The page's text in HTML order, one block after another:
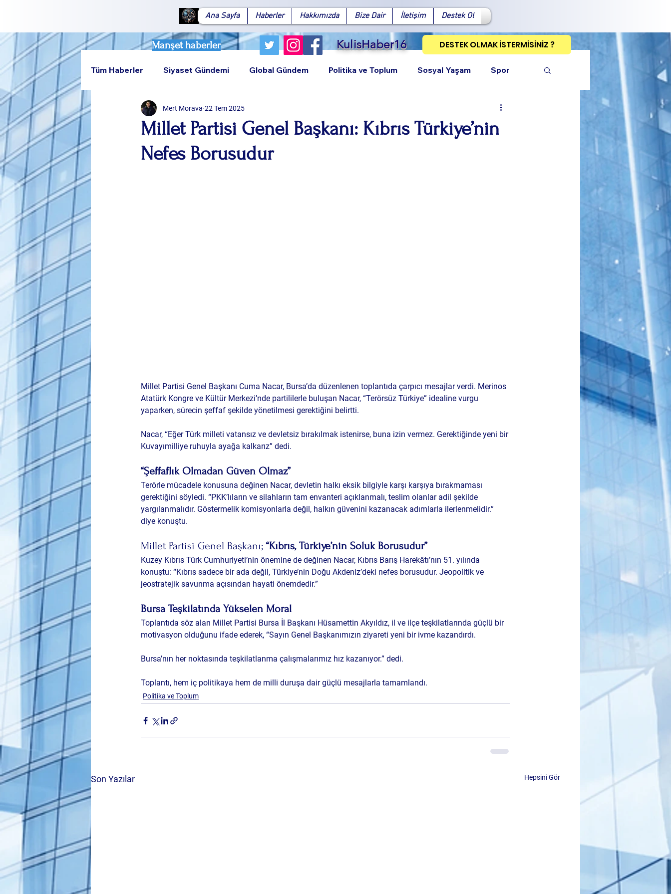
Ana Sayfa Haberler Hakkımızda Bize Dair İletişim Destek Ol
Manşet haberler KulisHaber16 DESTEK OLMAK İSTERMİSİNİZ ?
Tüm Haberler Siyaset Gündemi Global Gündem Politika ve Toplum Sosyal Yaşam Spor
Teknoloji Rumeli
Millet Partisi Genel Başkanı: Kıbrıs Türkiye’nin
Nefes Borusudur
Mert Morava 22 Tem 2025
Millet Partisi Genel Başkanı Cuma Nacar, Bursa’da düzenlenen toplantıda çarpıcı mesajlar verdi. Merinos
Atatürk Kongre ve Kültür Merkezi’nde partililerle buluşan Nacar, “Terörsüz Türkiye” idealine vurgu
yaparken, sürecin şeffaf şekilde yönetilmesi gerektiğini belirtti.
Nacar, “Eğer Türk milleti vatansız ve devletsiz bırakılmak istenirse, buna izin vermez. Gerektiğinde yeni bir
Kuvayımilliye ruhuyla ayağa kalkarız” dedi.
“Şeffaflık Olmadan Güven Olmaz”
Terörle mücadele konusuna değinen Nacar, devletin halkı eksik bilgiyle karşı karşıya bırakmaması
gerektiğini söyledi. “PKK’lıların ve silahların tam envanteri açıklanmalı, teslim olanlar adil şekilde
yargılanmalıdır. Göstermelik komisyonlarla değil, halkın güvenini kazanacak adımlarla ilerlenmelidir.”
diye konuştu.
Millet Partisi Genel Başkanı; “Kıbrıs, Türkiye’nin Soluk Borusudur”
Kuzey Kıbrıs Türk Cumhuriyeti’nin önemine de değinen Nacar, Kıbrıs Barış Harekâtı’nın 51. yılında
konuştu: “Kıbrıs sadece bir ada değil, Türkiye’nin Doğu Akdeniz’deki nefes borusudur. Jeopolitik ve
jeostratejik savunma açısından hayati önemdedir.”
Bursa Teşkilatında Yükselen Moral
Toplantıda söz alan Millet Partisi Bursa İl Başkanı Hüsamettin Akyıldız, il ve ilçe teşkilatlarında güçlü bir
motivasyon olduğunu ifade ederek, “Sayın Genel Başkanımızın ziyareti yeni bir ivme kazandırdı.
Bursa’nın her noktasında teşkilatlanma çalışmalarımız hız kazanıyor.” dedi.
Toplantı, hem iç politikaya hem de milli duruşa dair güçlü mesajlarla tamamlandı.
Politika ve Toplum
Son Yazılar Hepsini Gör